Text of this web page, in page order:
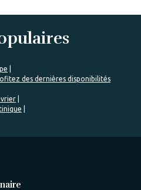
des dernières disponibilités